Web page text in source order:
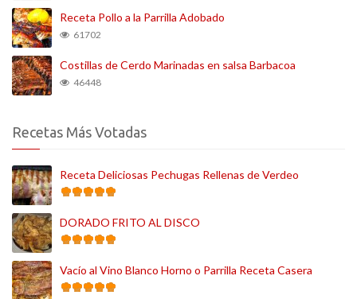
Receta Pollo a la Parrilla Adobado
61702
Costillas de Cerdo Marinadas en salsa Barbacoa
46448
Recetas Más Votadas
Receta Deliciosas Pechugas Rellenas de Verdeo
DORADO FRITO AL DISCO
Vacío al Vino Blanco Horno o Parrilla Receta Casera